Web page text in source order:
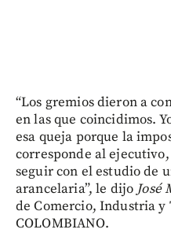
“Los gremios dieron a
en las que coincidimos.
esa queja porque la
corresponde al
seguir con el estudio de
arancelaria”, le dijo José
de Comercio, Industria y
COLOMBIANO.